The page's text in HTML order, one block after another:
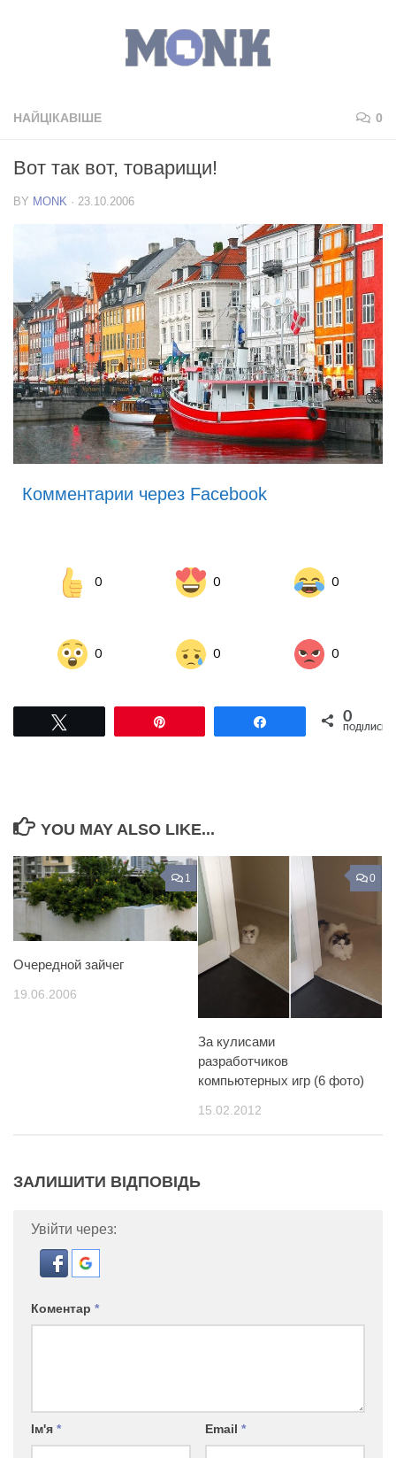
НАЙЦІКАВІШЕ 0
Вот так вот, товарищи!
BY MONK · 23.10.2006
Комментарии через Facebook
0 0 0
0 0 0
Поділитися0
ПОДІЛИСЬ
YOU MAY ALSO LIKE...
1
Очередной зайчег
19.06.2006
0
За кулисами
разработчиков
компьютерных игр (6 фото)
15.02.2012
ЗАЛИШИТИ ВІДПОВІДЬ
Увійти через:
Коментар *
Ім'я * Email *